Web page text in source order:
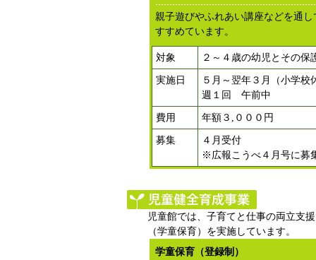
親子遊びやふれあい講座などを通
すすめています。
対象
２～４歳の幼児とその
実施日
５月～翌年３月（小学校
週１回 午前中
費用
年額３,０００円
募集
４月受付
※広報こうべ４月号に募
児童館では、子育てと仕事の両立支
（学童保育）を実施しています。
学童保育（登録制）